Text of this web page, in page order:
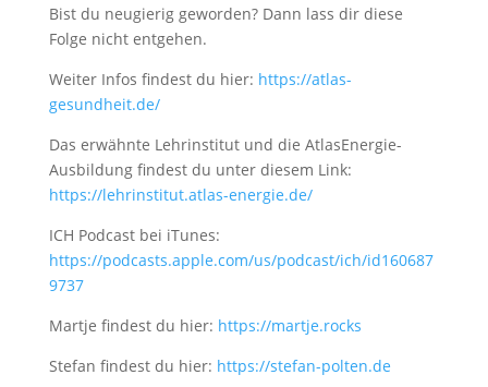
Bist du neugierig geworden? Dann lass dir diese
Folge nicht entgehen.
Weiter Infos findest du hier: https://atlas-
gesundheit.de/
Das erwähnte Lehrinstitut und die AtlasEnergie-
Ausbildung findest du unter diesem Link:
https://lehrinstitut.atlas-energie.de/
ICH Podcast bei iTunes:
https://podcasts.apple.com/us/podcast/ich/id160687
9737
Martje findest du hier: https://martje.rocks
Stefan findest du hier: https://stefan-polten.de